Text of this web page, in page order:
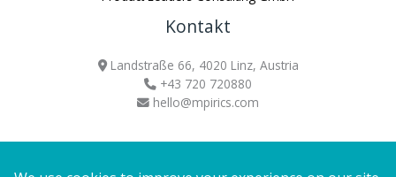
Kontakt
Landstraße 66, 4020 Linz, Austria
+43 720 720880
hello@mpirics.com